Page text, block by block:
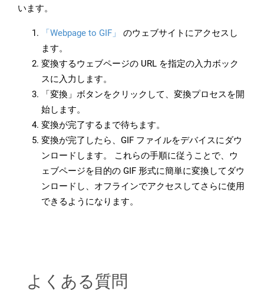
います。
「Webpage to GIF」
のウェブサイトにアクセスし
ます。
変換するウェブページの URL を指定の入力ボック
スに入力します。
「変換」ボタンをクリックして、変換プロセスを開
始します。
変換が完了するまで待ちます。
変換が完了したら、GIF ファイルをデバイスにダウ
ンロードします。 これらの手順に従うことで、ウ
ェブページを目的の GIF 形式に簡単に変換してダウ
ンロードし、オフラインでアクセスしてさらに使用
できるようになります。
よくある質問